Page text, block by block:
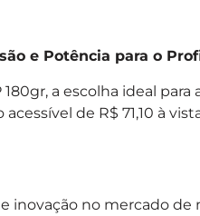
e Potência para o
180gr, a escolha ideal
de R$ 71,10 à
inovação no mercado de